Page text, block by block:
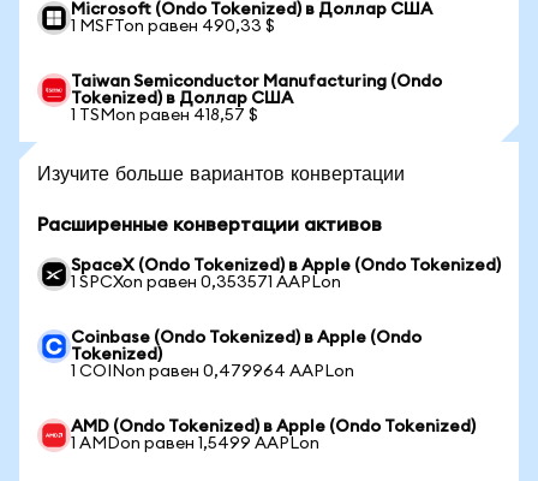
Microsoft (Ondo Tokenized) в Доллар США
1 MSFTon равен 490,33 $
Taiwan Semiconductor Manufacturing (Ondo
Tokenized) в Доллар США
1 TSMon равен 418,57 $
Изучите больше вариантов конвертации
Расширенные конвертации активов
SpaceX (Ondo Tokenized) в Apple (Ondo Tokenized)
1 SPCXon равен 0,353571 AAPLon
Coinbase (Ondo Tokenized) в Apple (Ondo
Tokenized)
1 COINon равен 0,479964 AAPLon
AMD (Ondo Tokenized) в Apple (Ondo Tokenized)
1 AMDon равен 1,5499 AAPLon